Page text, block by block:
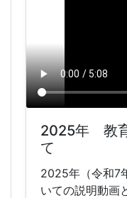
2025年 教
て
2025年（令和7
いての説明動画